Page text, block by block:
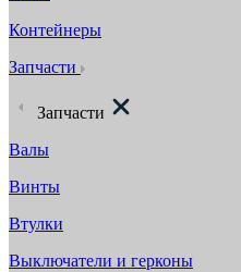
Контейнеры
Запчасти
Запчасти
Валы
Винты
Втулки
Выключатели и герконы